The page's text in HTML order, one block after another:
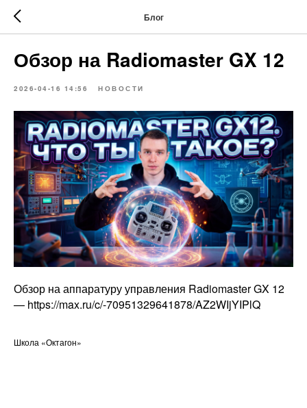
Блог
Обзор на Radiomaster GX 12
2026-04-16 14:56 НОВОСТИ
Обзор на аппаратуру управления Radiomaster GX 12
— https://max.ru/c/-70951329641878/AZ2WIjYIPlQ
Школа «Октагон»